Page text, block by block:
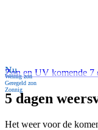
Nu
Weinig zon
Geregeld zon
Zonnig
Zon en UV komende 7
5 dagen
Het weer voor de